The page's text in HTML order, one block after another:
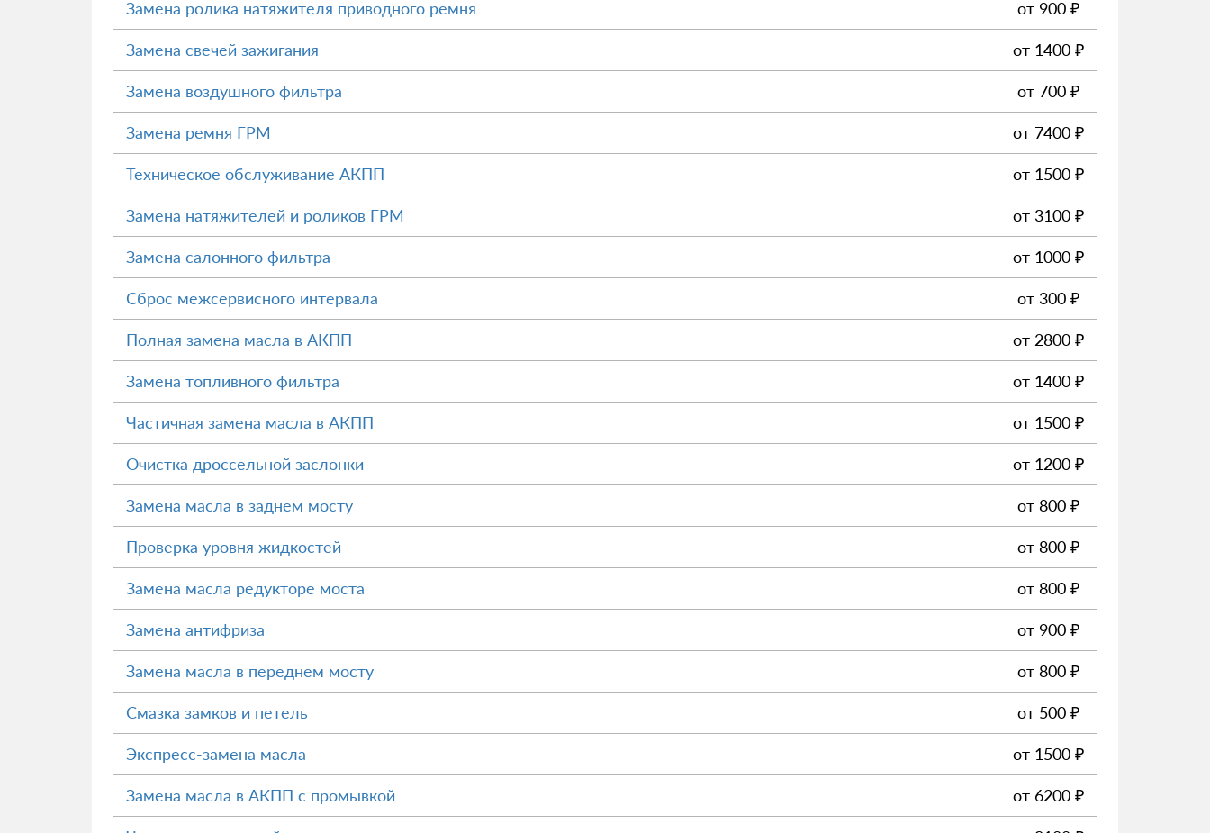
Замена ролика натяжителя приводного ремня от 900 ₽
Замена свечей зажигания от 1400 ₽
Замена воздушного фильтра от 700 ₽
Замена ремня ГРМ от 7400 ₽
Техническое обслуживание АКПП от 1500 ₽
Замена натяжителей и роликов ГРМ от 3100 ₽
Замена салонного фильтра от 1000 ₽
Сброс межсервисного интервала от 300 ₽
Полная замена масла в АКПП от 2800 ₽
Замена топливного фильтра от 1400 ₽
Частичная замена масла в АКПП от 1500 ₽
Очистка дроссельной заслонки от 1200 ₽
Замена масла в заднем мосту от 800 ₽
Проверка уровня жидкостей от 800 ₽
Замена масла редукторе моста от 800 ₽
Замена антифриза от 900 ₽
Замена масла в переднем мосту от 800 ₽
Смазка замков и петель от 500 ₽
Экспресс-замена масла от 1500 ₽
Замена масла в АКПП с промывкой от 6200 ₽